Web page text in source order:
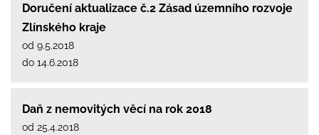
Doručení aktualizace č.2 Zásad územního rozvoje
Zlínského kraje
od 9.5.2018
do 14.6.2018
Daň z nemovitých věcí na rok 2018
od 25.4.2018